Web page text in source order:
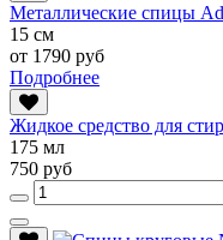
Металлические спицы
15 см
от 1790 руб
Подробнее
Жидкое средство для
175 мл
750 руб